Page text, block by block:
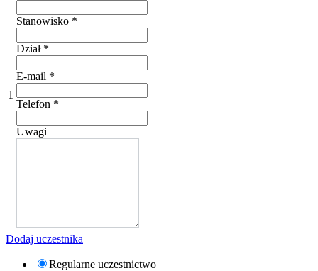
1
Stanowisko *
Dział *
E-mail *
Telefon *
Uwagi
Dodaj uczestnika
Regularne uczestnictwo